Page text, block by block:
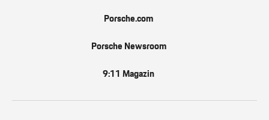
Porsche.com
Porsche Newsroom
9:11 Magazin